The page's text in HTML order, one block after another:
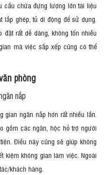
cầu chứa đựng lượng lớn tài liệu
ghép, tủ di động để sử dụng.
rất dễ dàng, không tốn nhiều
mà việc sắp xếp cũng có thể
phòng
nắp
gian ngăn nắp hơn rất nhiều lần.
gồm các ngăn, hộc hỗ trợ người
Điều này cũng sẽ giúp không
kiệm không gian làm việc. Ngoài
khách hàng.